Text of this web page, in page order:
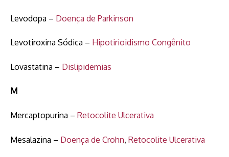
Levodopa – Doença de Parkinson
Levotiroxina Sódica – Hipotirioidismo Congênito
Lovastatina – Dislipidemias
M
Mercaptopurina – Retocolite Ulcerativa
Mesalazina – Doença de Crohn, Retocolite Ulcerativa